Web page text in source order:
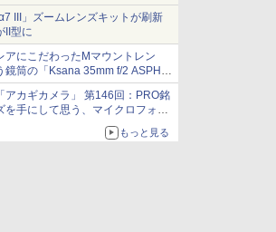
α7 III」ズームレンズキットが刷新
II型に
アにこだわったMマウントレン
筒の「Ksana 35mm f/2 ASPH.
ーム」
アカギカメラ」 第146回：PRO銘
を手にして思う、マイクロフォー
もっと見る